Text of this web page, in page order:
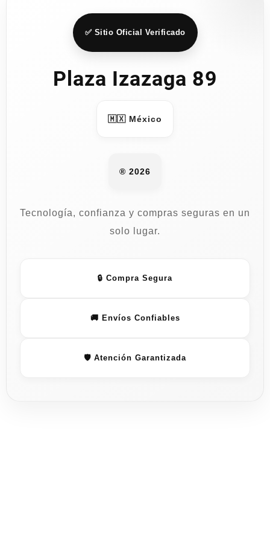
✅ Sitio Oficial Verificado
Plaza Izazaga 89
🇲🇽 México
® 2026
Tecnología, confianza y compras seguras en un
solo lugar.
🔒 Compra Segura
🚚 Envíos Confiables
🛡️ Atención Garantizada